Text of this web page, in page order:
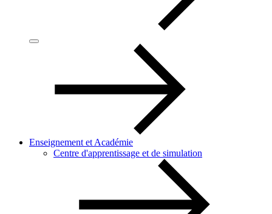
Enseignement et Académie
Centre d'apprentissage et de simulation